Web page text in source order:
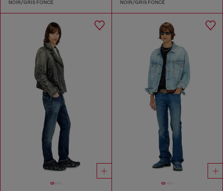
NOIR/GRIS FONCÉ NOIR/GRIS FONCÉ